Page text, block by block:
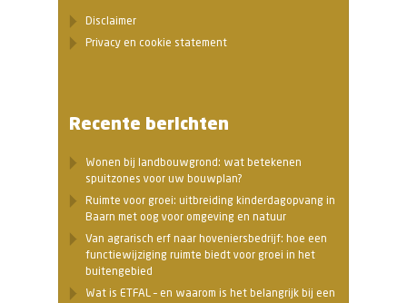
Disclaimer
Privacy en cookie statement
Recente berichten
Wonen bij landbouwgrond: wat betekenen
spuitzones voor uw bouwplan?
Ruimte voor groei: uitbreiding kinderdagopvang in
Baarn met oog voor omgeving en natuur
Van agrarisch erf naar hoveniersbedrijf: hoe een
functiewijziging ruimte biedt voor groei in het
buitengebied
Wat is ETFAL – en waarom is het belangrijk bij een